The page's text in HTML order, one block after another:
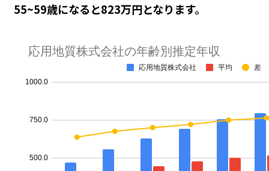
55~59歳になると823万円となります。